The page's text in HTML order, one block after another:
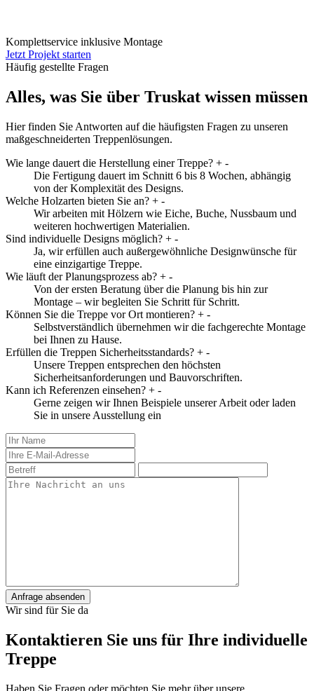
Komplettservice inklusive Montage
Jetzt Projekt starten
Häufig gestellte Fragen
Alles, was Sie über Truskat wissen müssen
Hier finden Sie Antworten auf die häufigsten Fragen zu unseren
maßgeschneiderten Treppenlösungen.
Wie lange dauert die Herstellung einer Treppe? + -
Die Fertigung dauert im Schnitt 6 bis 8 Wochen, abhängig
von der Komplexität des Designs.
Welche Holzarten bieten Sie an? + -
Wir arbeiten mit Hölzern wie Eiche, Buche, Nussbaum und
weiteren hochwertigen Materialien.
Sind individuelle Designs möglich? + -
Ja, wir erfüllen auch außergewöhnliche Designwünsche für
eine einzigartige Treppe.
Wie läuft der Planungsprozess ab? + -
Von der ersten Beratung über die Planung bis hin zur
Montage – wir begleiten Sie Schritt für Schritt.
Können Sie die Treppe vor Ort montieren? + -
Selbstverständlich übernehmen wir die fachgerechte Montage
bei Ihnen zu Hause.
Erfüllen die Treppen Sicherheitsstandards? + -
Unsere Treppen entsprechen den höchsten
Sicherheitsanforderungen und Bauvorschriften.
Kann ich Referenzen einsehen? + -
Gerne zeigen wir Ihnen Beispiele unserer Arbeit oder laden
Sie in unsere Ausstellung ein
Anfrage absenden
Wir sind für Sie da
Kontaktieren Sie uns für Ihre individuelle
Treppe
Haben Sie Fragen oder möchten Sie mehr über unsere